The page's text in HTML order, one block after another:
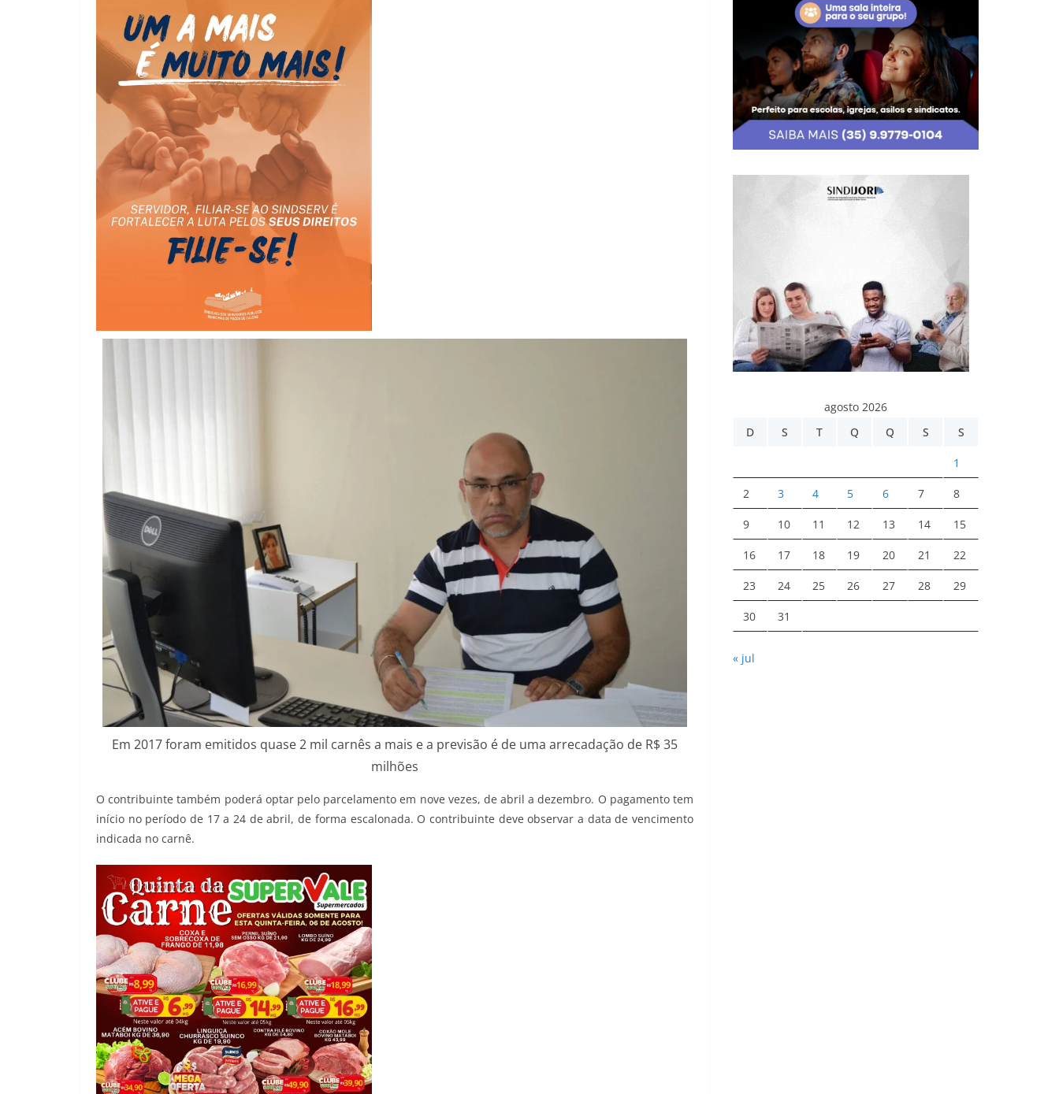
Em 2017 foram emitidos quase 2 mil carnês a mais e a previsão é de uma arrecadação de R$ 35
milhões
O contribuinte também poderá optar pelo parcelamento em nove vezes, de abril a dezembro. O pagamento tem
início no período de 17 a 24 de abril, de forma escalonada. O contribuinte deve observar a data de vencimento
indicada no carnê.
agosto 2026
D
S T Q Q S S
1
2 3 4 5 6 7 8
9 10 11 12 13 14 15
16 17 18 19 20 21 22
23 24 25 26 27 28 29
30 31
« jul